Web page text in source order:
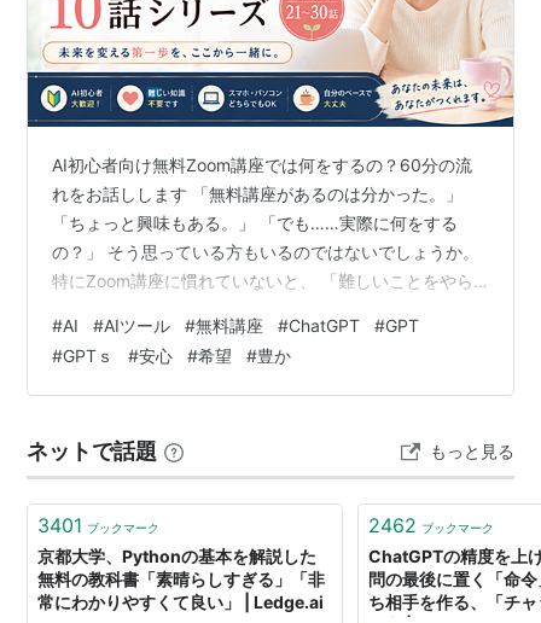
AI初心者向け無料Zoom講座では何をするの？60分の流
れをお話しします 「無料講座があるのは分かった。」
「ちょっと興味もある。」 「でも……実際に何をする
の？」 そう思っている方もいるのではないでしょうか。
特にZoom講座に慣れていないと、 「難しいことをやら
ずかしい。」 「パソコン操作ができなかったら困る
な。」 いろいろ考えてしまいますよね。 そこで今回は、
無料Zoom講座でどんなことをするのか、 あなたが実際
を想像しなくて大丈夫です。 目指しているのは、 「分か
らない」が「なるほ…
#AI #AIツール #無料講座 #ChatGPT #GPT
#GPTｓ #安心 #希望 #豊か
ネットで話題 もっと見る
3401 ブックマーク
京都大学、Pythonの基本を解説した
無料の教科書「素晴らしすぎる」「非
常にわかりやすくて良い」 | Ledge.ai
2462 ブックマーク
ChatGPTの精度を上
問の最後に置く「命
ち相手を作る、「チ